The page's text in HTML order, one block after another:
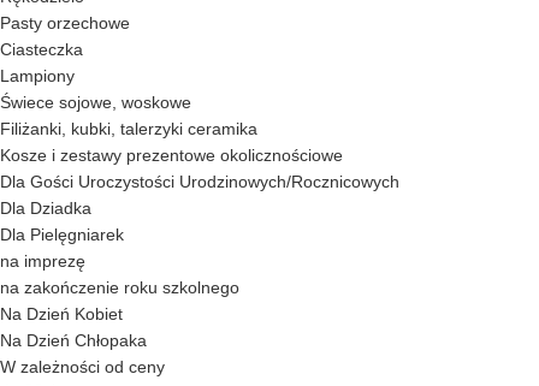
Pasty orzechowe
Ciasteczka
Lampiony
Świece sojowe, woskowe
Filiżanki, kubki, talerzyki ceramika
Kosze i zestawy prezentowe okolicznościowe
Dla Gości Uroczystości Urodzinowych/Rocznicowych
Dla Dziadka
Dla Pielęgniarek
na imprezę
na zakończenie roku szkolnego
Na Dzień Kobiet
Na Dzień Chłopaka
W zależności od ceny